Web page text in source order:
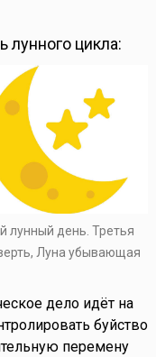
лунного цикла:
лунный день. Третья
Луна убывающая
дело идёт на
буйство
перемену